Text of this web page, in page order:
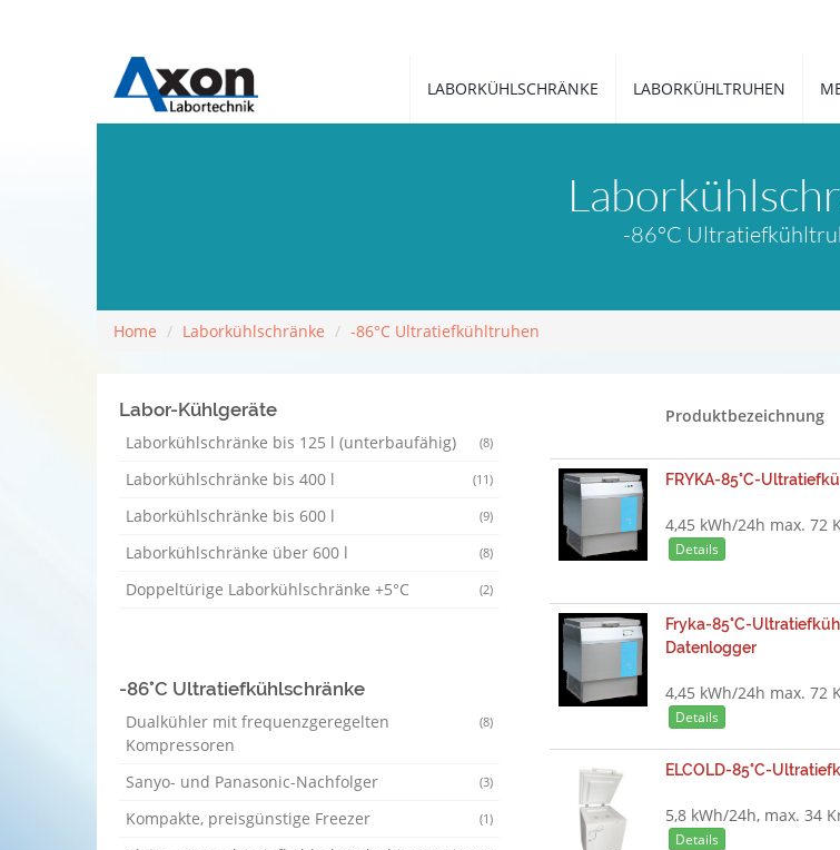
LABORKÜHLSCHRÄNKE LABORKÜHLTRUHEN
-86°C
Home Laborkühlschränke -86°C Ultratiefkühltruhen
Labor-Kühlgeräte
(8)
Laborkühlschränke bis 125 l (unterbaufähig)
(11)
Laborkühlschränke bis 400 l
(9)
Laborkühlschränke bis 600 l
(8)
Laborkühlschränke über 600 l
(2)
Doppeltürige Laborkühlschränke +5°C
-86°C Ultratiefkühlschränke
(8)
Dualkühler mit frequenzgeregelten
Kompressoren
(3)
Sanyo- und Panasonic-Nachfolger
(1)
Kompakte, preisgünstige Freezer
Produktbezeichnung
FRYKA-85°C-
4,45 kWh/24h max. 72
Details
Fryka-85°C-
Datenlogger
4,45 kWh/24h max. 72
Details
ELCOLD-85°C-
5,8 kWh/24h, max. 34
Details